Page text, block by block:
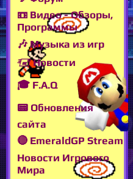
📼 Видео - Обзоры,
Программы
🎶 Музыка из игр
🖅 Новости
🎓 F.A.Q
📟 Обновления
сайта
🔴 EmeraldGP Stream
Новости Игрового
Мира